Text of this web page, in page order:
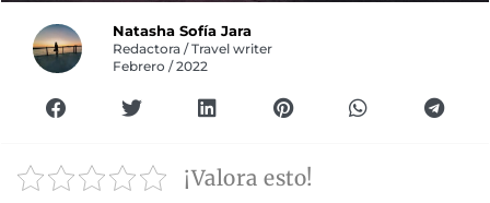
Natasha Sofía Jara
Redactora / Travel writer
Febrero / 2022
¡Valora esto!